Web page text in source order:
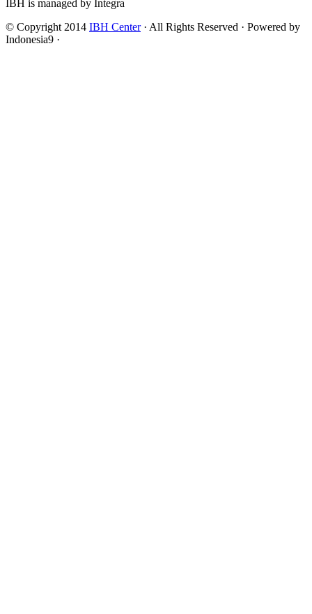
IBH is managed by Integra
© Copyright 2014 IBH Center· All Rights Reserved · Powered by
Indonesia9 ·